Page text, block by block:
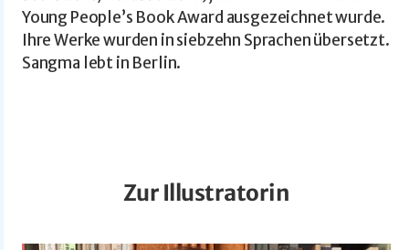
Young People’s Book Award ausgezeichnet wurde.
Ihre Werke wurden in siebzehn Sprachen übersetzt.
Sangma lebt in Berlin.
Zur Illustratorin